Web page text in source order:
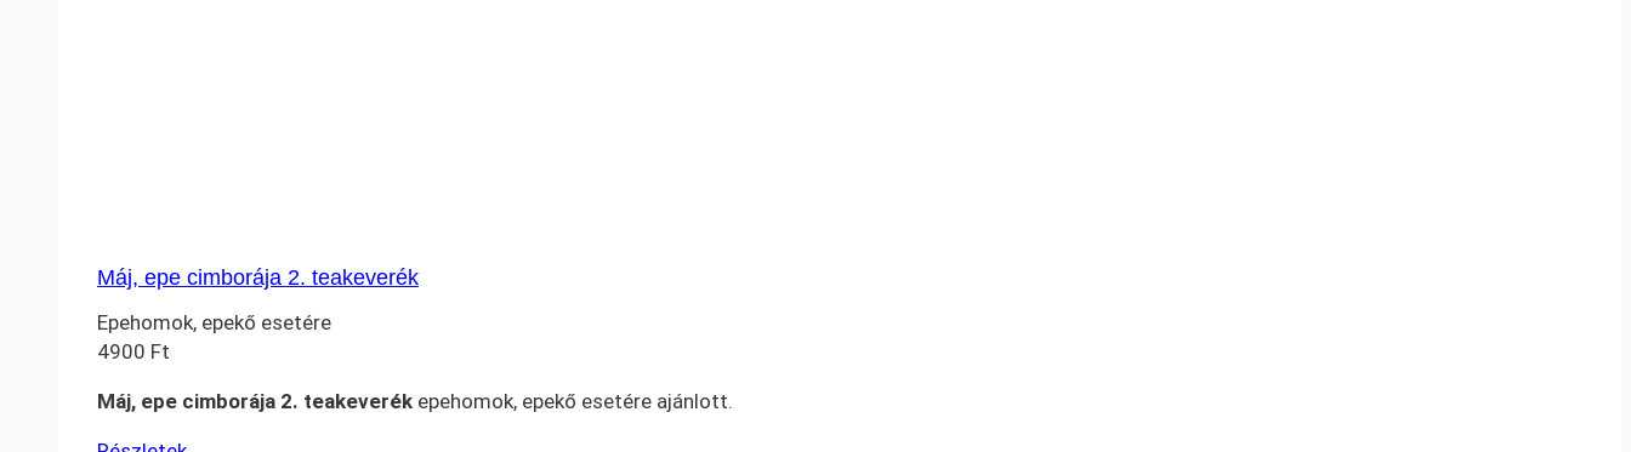
Máj, epe cimborája 2. teakeverék
Epehomok, epekő esetére
4900 Ft
Máj, epe cimborája 2. teakeverék epehomok, epekő esetére ajánlott.